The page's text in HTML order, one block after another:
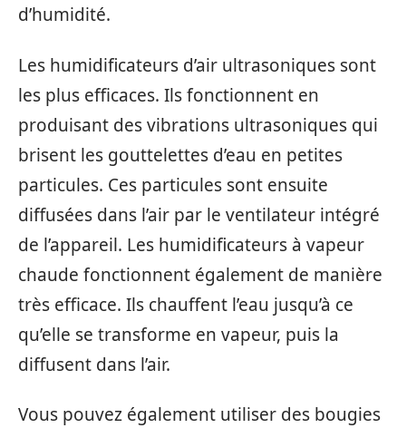
d’humidité.
Les humidificateurs d’air ultrasoniques sont
les plus efficaces. Ils fonctionnent en
produisant des vibrations ultrasoniques qui
brisent les gouttelettes d’eau en petites
particules. Ces particules sont ensuite
diffusées dans l’air par le ventilateur intégré
de l’appareil. Les humidificateurs à vapeur
chaude fonctionnent également de manière
très efficace. Ils chauffent l’eau jusqu’à ce
qu’elle se transforme en vapeur, puis la
diffusent dans l’air.
Vous pouvez également utiliser des bougies